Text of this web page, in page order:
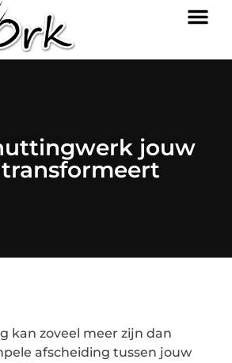
jouw
kan zoveel meer zijn dan
afscheiding tussen jouw